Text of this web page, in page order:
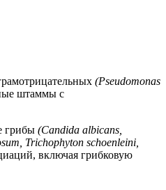
(Pseudomonas
штаммы с
грибы (Candida albicans,
Trichophyton schoenleini
включая грибковую